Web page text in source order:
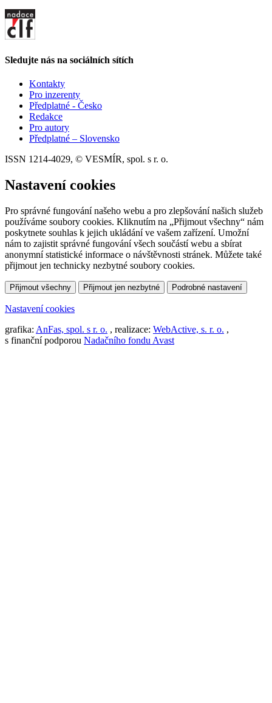
Sledujte nás na sociálních sítích
Kontakty
Pro inzerenty
Předplatné - Česko
Redakce
Pro autory
Předplatné – Slovensko
ISSN 1214-4029, © VESMÍR, spol. s r. o.
Nastavení cookies
Pro správné fungování našeho webu a pro zlepšování našich služeb
používáme soubory cookies. Kliknutím na „Přijmout všechny“ nám
poskytnete souhlas k jejich ukládání ve vašem zařízení. Umožní
nám to zajistit správné fungování všech součástí webu a sbírat
anonymní statistické informace o návštěvnosti stránek. Můžete také
přijmout jen technicky nezbytné soubory cookies.
Přijmout všechny Přijmout jen nezbytné Podrobné nastavení
Nastavení cookies
grafika: AnFas, spol. s r. o. , realizace: WebActive, s. r. o. ,
s finanční podporou Nadačního fondu Avast